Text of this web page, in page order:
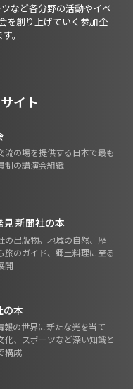
など各分野の活動やイベ
を創り上げていく参加企
。
イト
流の場を提供する日本で最も
制の講演会組織
新聞社の本
の出版物。地域の自然、歴
旅のガイド、郷土料理に至る
開
の本
報の世界に新たな光を当て
化、スポーツなど深い知識と
構成